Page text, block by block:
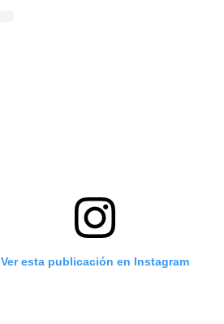
Ver esta publicación en Instagram